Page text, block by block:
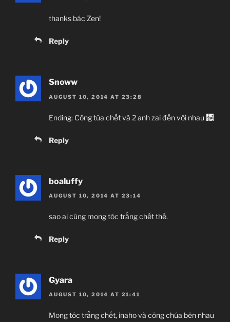
thanks bác Zen!
Reply
Snoww
AUGUST 10, 2014 AT 23:28
Ending: Công túa chết và 2 anh zai đến với nhau
Reply
boaluffy
AUGUST 10, 2014 AT 23:14
sao ai cũng mong tóc trắng chết thế.
Reply
Gyara
AUGUST 10, 2014 AT 21:41
Mong tóc trắng chết, inaho và công chúa bên nhau